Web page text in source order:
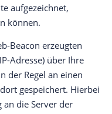
aufgezeichnet,
können.
Beacon erzeugten
Adresse) über Ihre
der Regel an einen
gespeichert. Hierbei
die Server der